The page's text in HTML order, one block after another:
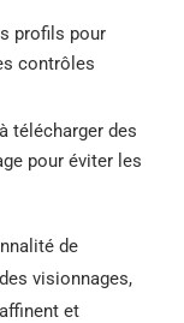
profils pour
contrôles
télécharger des
pour éviter les
de
visionnages,
et